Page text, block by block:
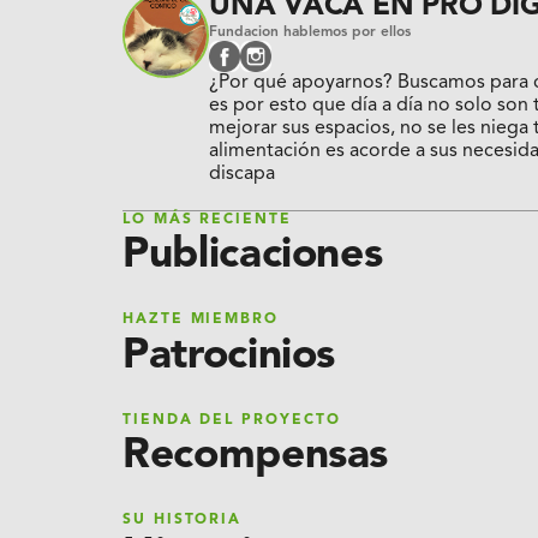
UNA VACA EN PRO
Fundacion hablemos por ellos
facebook
instagram
¿Por qué apoyarnos? Buscamos
es por esto que día a día no solo son
mejorar sus espacios, no se les
alimentación es acorde a sus
discapa
LO MÁS RECIENTE
Publicaciones
HAZTE MIEMBRO
Patrocinios
TIENDA DEL PROYECTO
Recompensas
SU HISTORIA